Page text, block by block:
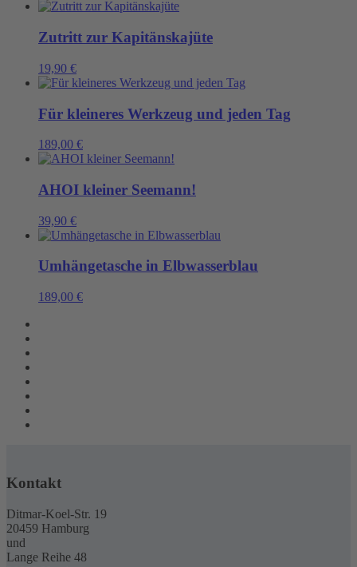
Zutritt zur Kapitänskajüte
19,90 €
Für kleineres Werkzeug und jeden Tag
189,00 €
AHOI kleiner Seemann!
39,90 €
Umhängetasche in Elbwasserblau
189,00 €
Kontakt
Ditmar-Koel-Str. 19
20459 Hamburg
und
Lange Reihe 48